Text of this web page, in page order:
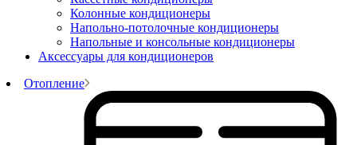
Колонные кондиционеры
Напольно-потолочные кондиционеры
Напольные и консольные кондиционеры
Аксессуары для кондиционеров
Отопление